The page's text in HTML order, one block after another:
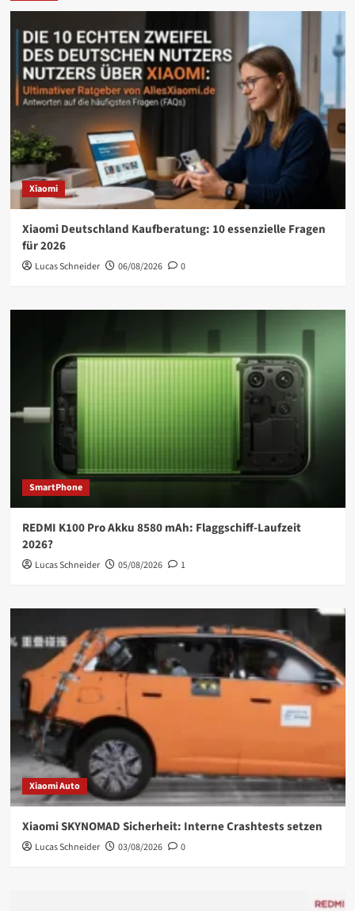
Xiaomi
Xiaomi Deutschland Kaufberatung: 10 essenzielle Fragen
für 2026
Lucas Schneider 06/08/2026 0
SmartPhone
REDMI K100 Pro Akku 8580 mAh: Flaggschiff-Laufzeit
2026?
Lucas Schneider 05/08/2026 1
Xiaomi Auto
Xiaomi SKYNOMAD Sicherheit: Interne Crashtests setzen
Lucas Schneider 03/08/2026 0